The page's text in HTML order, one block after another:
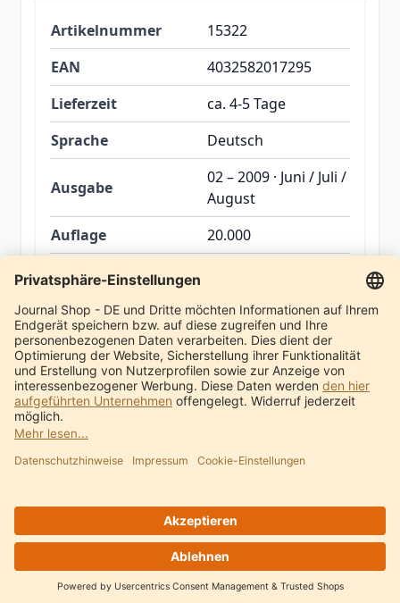
Artikelnummer
15322
EAN
4032582017295
Lieferzeit
ca. 4-5 Tage
Sprache
Deutsch
Ausgabe
02 – 2009 · Juni / Juli /
August
Auflage
20.000
Seitenanzahl
Impressum Zahlung
Datenschutz
Lieferung
Vertrag widerrufen
© Ayus Publications e.K.